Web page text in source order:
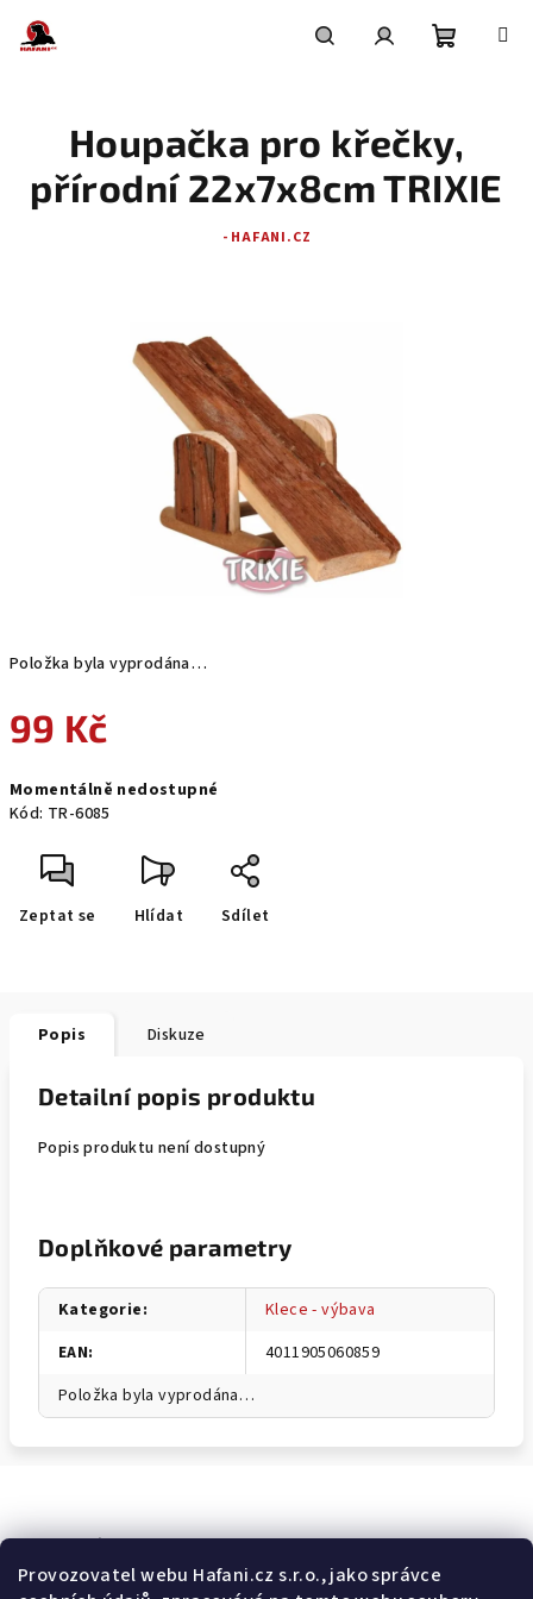
Provozovatel webu Hafani.cz s.r.o., jako správce
obsah
košík
Položka byla vyprodána…
99 Kč
cena:
Momentálně nedostupné
Kód: TR-6085
Zeptat se Hlídat Sdílet
Houpačka pro křečky,
přírodní 22x7x8cm TRIXIE
- HAFANI.CZ
Popis Diskuze
Detailní popis produktu
Popis produktu není dostupný
Doplňkové parametry
Kategorie:
Klece - výbava
EAN:
4011905060859
Položka byla vyprodána…
Odebírat newsletter